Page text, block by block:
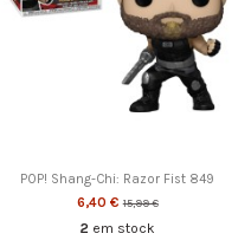
POP! Shang-Chi: Razor Fist 849
6,40 €15,99 €
2 em stock